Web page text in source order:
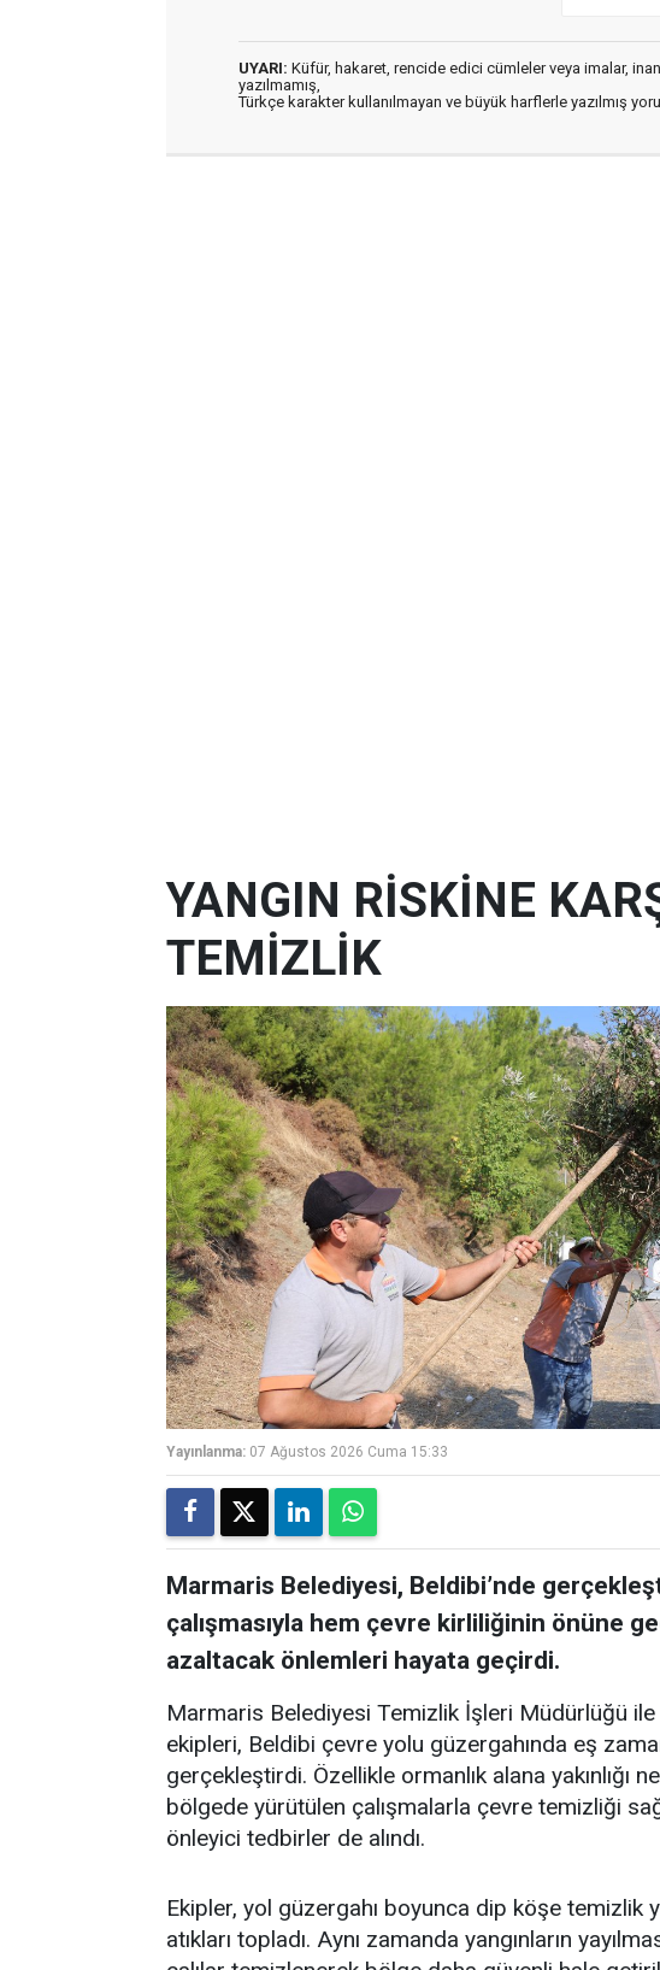
UYARI: Küfür, hakaret, rencide edici cümleler veya imalar,
yazılmamış,
Türkçe karakter kullanılmayan ve büyük harflerle yazılmış
YANGIN RİSKİNE
TEMİZLİK
Yayınlanma: 07 Ağustos 2026 Cuma 15:33
Marmaris Belediyesi, Beldibi’nde
çalışmasıyla hem çevre kirliliğinin önüne
azaltacak önlemleri hayata geçirdi.
Marmaris Belediyesi Temizlik İşleri Müdürlüğü
ekipleri, Beldibi çevre yolu güzergahında eş
gerçekleştirdi. Özellikle ormanlık alana yakınlığı
bölgede yürütülen çalışmalarla çevre temizliği
önleyici tedbirler de alındı.
Ekipler, yol güzergahı boyunca dip köşe temizlik
atıkları topladı. Aynı zamanda yangınların